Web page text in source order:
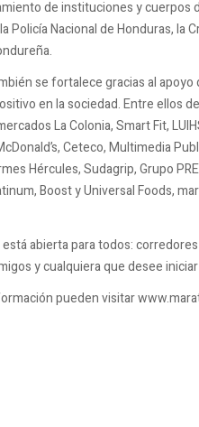
de instituciones y cuerpos
Policía Nacional de Honduras, la
se fortalece gracias al
en la sociedad. Entre ellos
La Colonia, Smart Fit,
Ceteco, Multimedia
Hércules, Sudagrip, Grupo
Boost y Universal Foods,
abierta para todos:
y cualquiera que desee
pueden visitar